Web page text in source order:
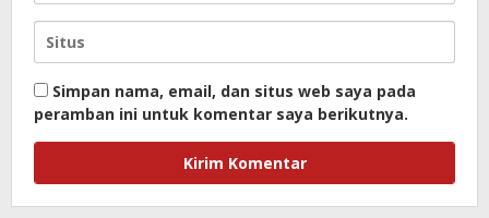
Simpan nama, email, dan situs web saya pada
peramban ini untuk komentar saya berikutnya.